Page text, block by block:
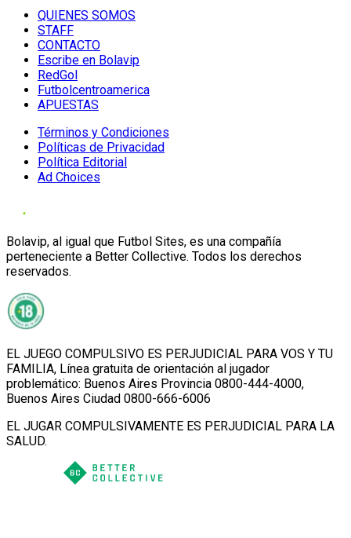
QUIENES SOMOS
STAFF
CONTACTO
Escribe en Bolavip
RedGol
Futbolcentroamerica
APUESTAS
Términos y Condiciones
Políticas de Privacidad
Política Editorial
Ad Choices
Bolavip, al igual que Futbol Sites, es una compañía
perteneciente a Better Collective. Todos los derechos
reservados.
EL JUEGO COMPULSIVO ES PERJUDICIAL PARA VOS Y TU
FAMILIA, Línea gratuita de orientación al jugador
problemático: Buenos Aires Provincia 0800-444-4000,
Buenos Aires Ciudad 0800-666-6006
EL JUGAR COMPULSIVAMENTE ES PERJUDICIAL PARA LA
SALUD.